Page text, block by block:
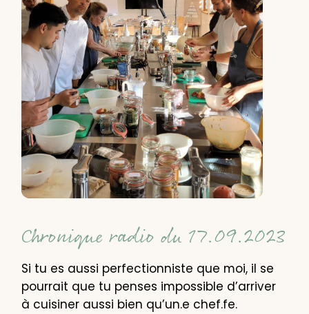
Chronique radio du 17.09.2023
Si tu es aussi perfectionniste que moi, il se
pourrait que tu penses impossible d’arriver
à cuisiner aussi bien qu’un.e chef.fe.